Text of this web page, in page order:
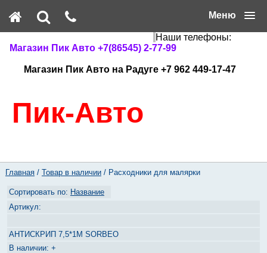
Меню
Наши телефоны:
Магазин Пик Авто +7(86545) 2-77-99
Магазин Пик Авто на Радуге +7 962 449-17-47
Пик-Авто
Главная/ Товар в наличии/ Расходники для малярки
Название
АНТИСКРИП 7,5*1М SORBEO
+